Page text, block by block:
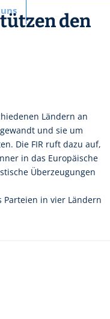
den
Ländern an
und sie um
Die FIR ruft dazu auf,
in das Europäische
Überzeugungen
Parteien in vier Ländern